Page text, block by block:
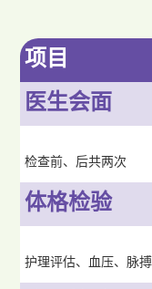
项目
医生会面
检查前、后共两次
体格检验
护理评估、血压、脉